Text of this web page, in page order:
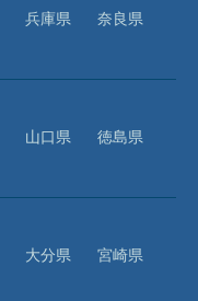
兵庫県
奈良県
山口県
徳島県
大分県
宮崎県